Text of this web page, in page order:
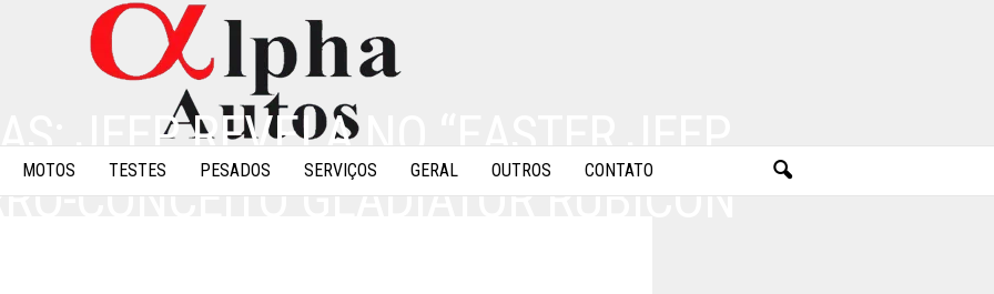
MOTOS TESTES PESADOS SERVIÇOS GERAL OUTROS CONTATO
JEEP REVELA NO “EASTER JEEP
CONCEITO GLADIATOR RUBICON